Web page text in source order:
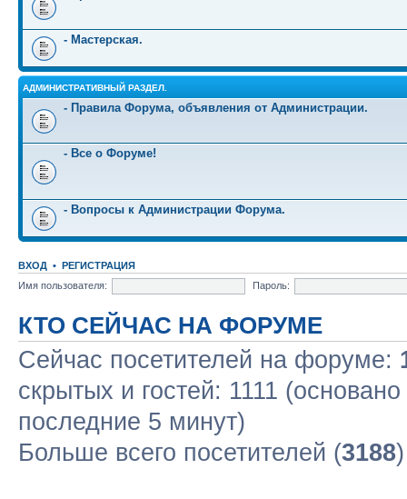
- Мастерская.
АДМИНИСТРАТИВНЫЙ РАЗДЕЛ.
- Правила Форума, объявления от Администрации.
- Все о Форуме!
- Вопросы к Администрации Форума.
ВХОД • РЕГИСТРАЦИЯ
Имя пользователя:
Пароль:
КТО СЕЙЧАС НА ФОРУМЕ
Сейчас посетителей на форуме:
скрытых и гостей: 1111
последние 5 минут)
Больше всего посетителей (3188